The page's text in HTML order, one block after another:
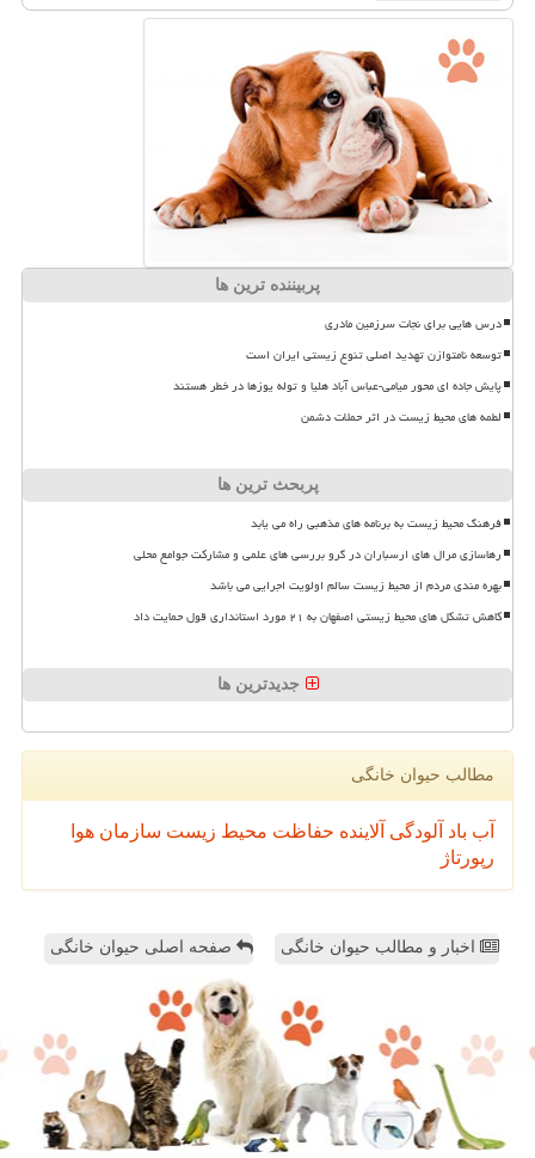
پربیننده ترین ها
درس هایی برای نجات سرزمین مادری
توسعه نامتوازن تهدید اصلی تنوع زیستی ایران است
پایش جاده ای محور میامی-عباس آباد هلیا و توله یوزها در خطر هستند
لطمه های محیط زیست در اثر حملات دشمن
پربحث ترین ها
فرهنگ محیط زیست به برنامه های مذهبی راه می یابد
رهاسازی مرال های ارسباران در گرو بررسی های علمی و مشارکت جوامع محلی
بهره مندی مردم از محیط زیست سالم اولویت اجرایی می باشد
کاهش تشکل های محیط زیستی اصفهان به ۲۱ مورد استانداری قول حمایت داد
جدیدترین ها
مطالب حیوان خانگی
آب باد آلودگی آلاینده حفاظت محیط زیست سازمان هوا
رپورتاژ
اخبار و مطالب حیوان خانگی صفحه اصلی حیوان خانگی